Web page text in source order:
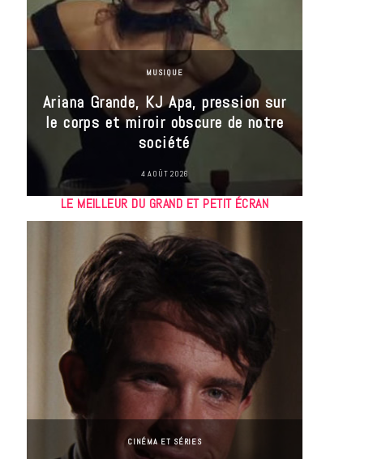
MUSIQUE
Ariana Grande, KJ Apa, pression sur
le corps et miroir obscure de notre
société
4 AOÛT 2026
LE MEILLEUR DU GRAND ET PETIT ÉCRAN
CINÉMA ET SÉRIES